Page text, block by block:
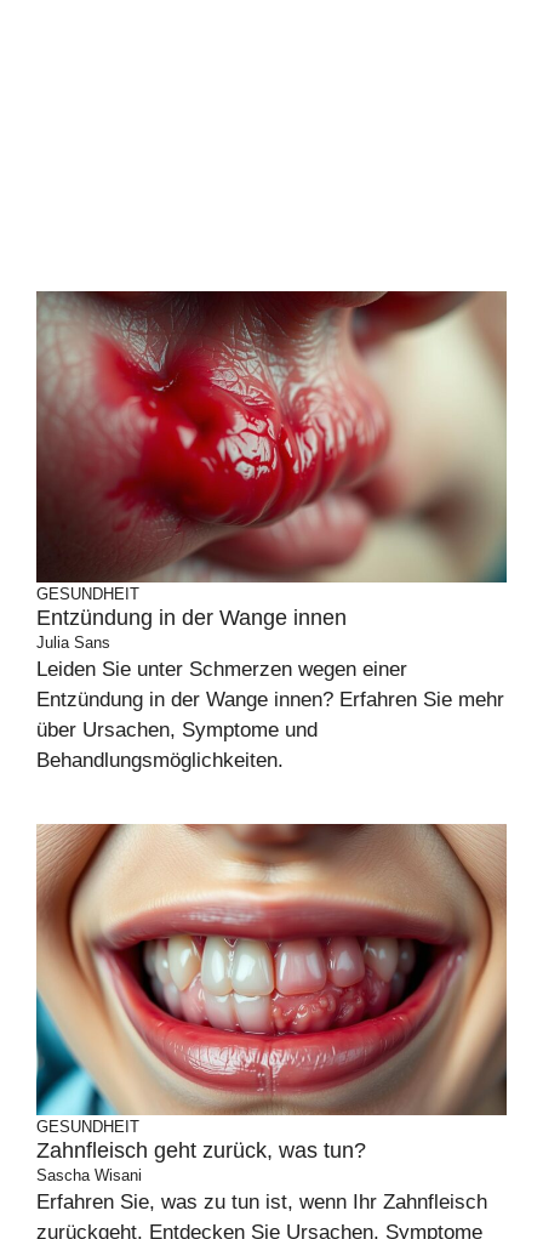
GESUNDHEIT
Entzündung in der Wange innen
Julia Sans
Leiden Sie unter Schmerzen wegen einer
Entzündung in der Wange innen? Erfahren Sie mehr
über Ursachen, Symptome und
Behandlungsmöglichkeiten.
GESUNDHEIT
Zahnfleisch geht zurück, was tun?
Sascha Wisani
Erfahren Sie, was zu tun ist, wenn Ihr Zahnfleisch
zurückgeht. Entdecken Sie Ursachen, Symptome